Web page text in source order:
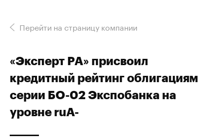
Перейти на страницу компании
«Эксперт РА» присвоил
кредитный рейтинг облигациям
серии БО-02 Экспобанка на
уровне ruА-